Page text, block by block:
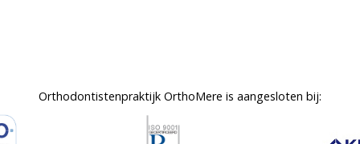
Orthodontistenpraktijk OrthoMere is aangesloten bij: